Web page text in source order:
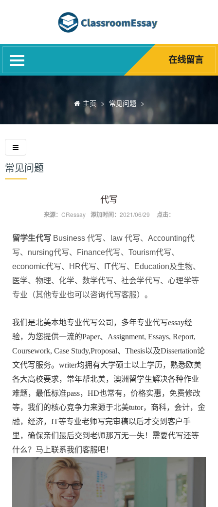
网课代修
Blog
关于我们
常见问题
在线留言
主页 > 常见问题 >
常见问题
代写
来源： CRessay 添加时间： 2021/06/29 点击：
留学生代写 Business 代写、law 代写、Accounting代
写、nursing代写、Finance代写、Tourism代写、
economic代写、HR代写、IT代写、Education及生物、
医学、物理、化学、数学代写、社会学代写、心理学等
专业（其他专业也可以咨询代写客服）。
我们是北美本地专业代写公司，多年专业代写essay经
验，为您提供一流的Paper、Assignment, Essays, Report,
Coursework, Case Study,Proposal、Thesis以及Dissertation论
文代写服务。writer均拥有大学硕士以上学历，熟悉欧美
各大高校要求，常年帮北美，澳洲留学生解决各种作业
难题，最低标准pass，HD也常有，价格实惠，免费修改
等，我们的核心竞争力来源于北美tutor，商科，会计，金
融，经济，IT等专业老师写完审稿以后才交到客户手
里，确保亲们最后交到老师那万无一失！需要代写还等
什么？马上联系我们客服吧！